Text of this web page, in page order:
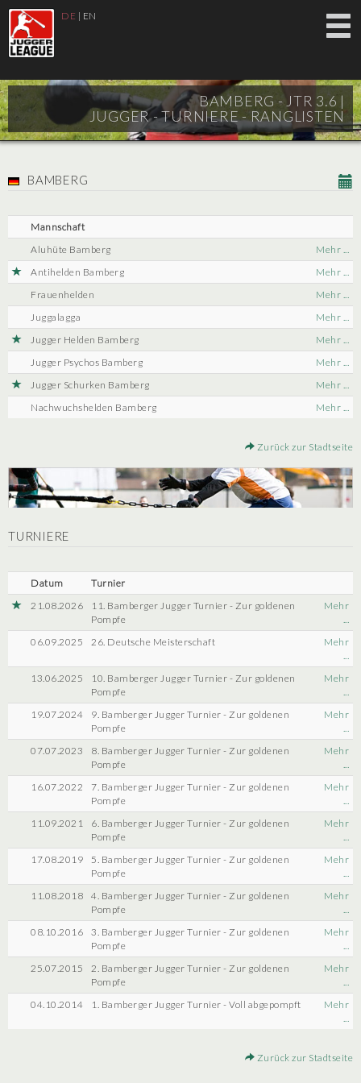
DE | EN
BAMBERG - JTR 3.6 |
JUGGER - TURNIERE - RANGLISTEN
BAMBERG
Mannschaft
Aluhüte Bamberg
Mehr ...
Antihelden Bamberg
Mehr ...
Frauenhelden
Mehr ...
Juggalagga
Mehr ...
Jugger Helden Bamberg
Mehr ...
Jugger Psychos Bamberg
Mehr ...
Jugger Schurken Bamberg
Mehr ...
Nachwuchshelden Bamberg
Mehr ...
Zurück zur Stadtseite
TURNIERE
Datum
Turnier
21.08.2026
11. Bamberger Jugger Turnier - Zur goldenen
Pompfe
Mehr
06.09.2025
26. Deutsche Meisterschaft
Mehr
13.06.2025
10. Bamberger Jugger Turnier - Zur goldenen
Pompfe
Mehr
19.07.2024
9. Bamberger Jugger Turnier - Zur goldenen
Pompfe
Mehr
07.07.2023
8. Bamberger Jugger Turnier - Zur goldenen
Pompfe
Mehr
16.07.2022
7. Bamberger Jugger Turnier - Zur goldenen
Pompfe
Mehr
11.09.2021
6. Bamberger Jugger Turnier - Zur goldenen
Pompfe
Mehr
17.08.2019
5. Bamberger Jugger Turnier - Zur goldenen
Pompfe
Mehr
11.08.2018
4. Bamberger Jugger Turnier - Zur goldenen
Pompfe
Mehr
08.10.2016
3. Bamberger Jugger Turnier - Zur goldenen
Pompfe
Mehr
25.07.2015
2. Bamberger Jugger Turnier - Zur goldenen
Pompfe
Mehr
04.10.2014
1. Bamberger Jugger Turnier - Voll abgepompft
Mehr
Zurück zur Stadtseite